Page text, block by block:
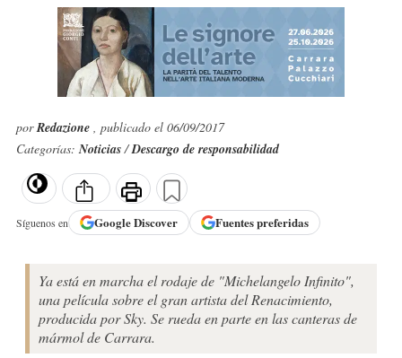
porRedazione , publicado el 06/09/2017
Categorías:Noticias/Descargo de responsabilidad
Síguenos en GoogleDiscover Fuentes preferidas
Ya está en marcha el rodaje de "Michelangelo Infinito",
una película sobre el gran artista del Renacimiento,
producida por Sky. Se rueda en parte en las canteras de
mármol de Carrara.